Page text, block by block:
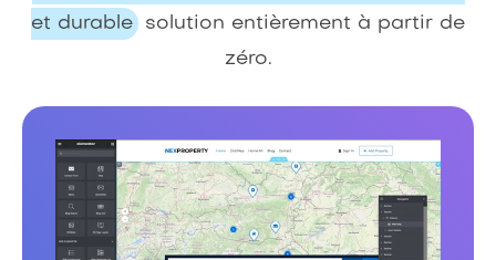
et durable
solution entièrement à partir de
zéro.